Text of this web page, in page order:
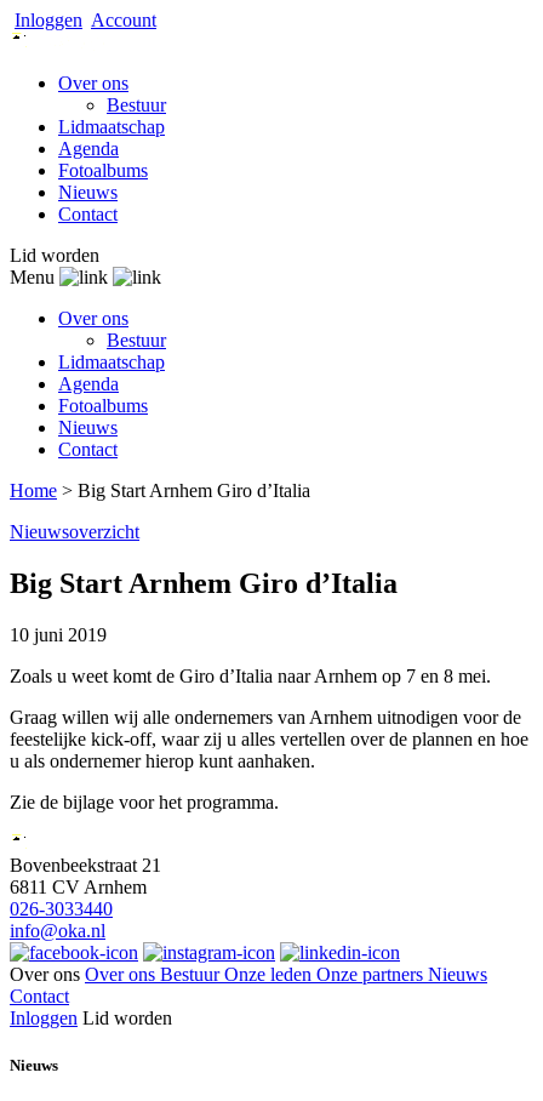
Inloggen Account
Over ons
Bestuur
Lidmaatschap
Agenda
Fotoalbums
Nieuws
Contact
Lid worden
Menu
Over ons
Bestuur
Lidmaatschap
Agenda
Fotoalbums
Nieuws
Contact
Home > Big Start Arnhem Giro d’Italia
Nieuwsoverzicht
Big Start Arnhem Giro d’Italia
10 juni 2019
Zoals u weet komt de Giro d’Italia naar Arnhem op 7 en 8 mei.
Graag willen wij alle ondernemers van Arnhem uitnodigen voor de
feestelijke kick-off, waar zij u alles vertellen over de plannen en hoe
u als ondernemer hierop kunt aanhaken.
Zie de bijlage voor het programma.
Bovenbeekstraat 21
6811 CV Arnhem
026-3033440
info@oka.nl
Over ons Over ons BestuurOnze leden Onze partners Nieuws
Contact
Inloggen Lid worden
Nieuws